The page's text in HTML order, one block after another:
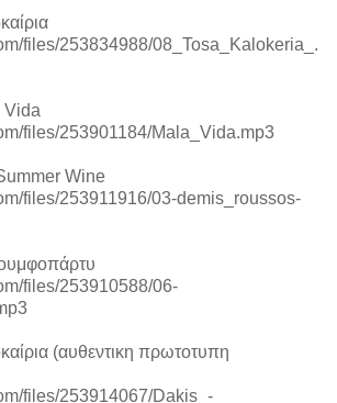
files/253834988/08_Tosa_Kalokeria_.
Vida
files/253901184/Mala_Vida.mp3
Wine
files/253911916/03-demis_roussos-
files/253910588/06-
(αυθεντικη πρωτοτυπη
files/253914067/Dakis_-